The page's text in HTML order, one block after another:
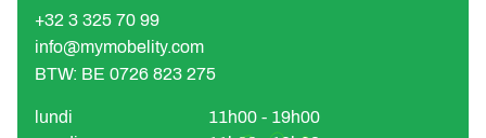
+32 3 325 70 99
info@mymobelity.com
BTW: BE 0726 823 275
lundi
11h00 - 19h00